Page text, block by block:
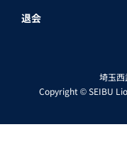
退会
埼玉西
Copyright © SEIBU